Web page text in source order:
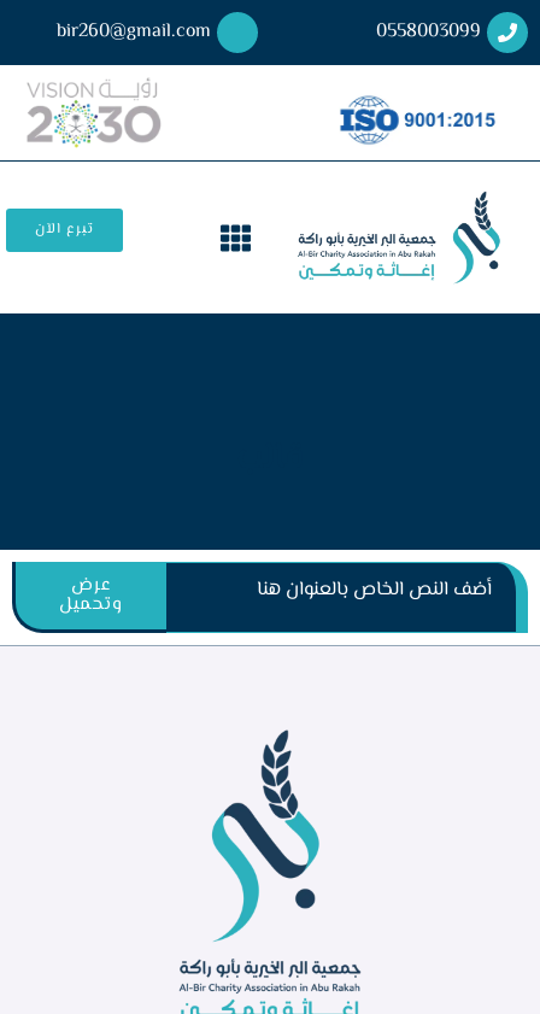
0558003099
bir260@gmail.com
تبرع الآن
أضف النص الخاص بالعنوان هنا عرض
وتحميل